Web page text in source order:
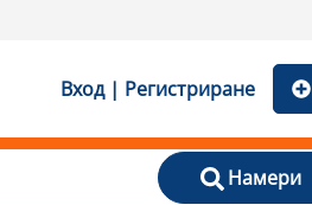
Вход | Регистриране
Намери